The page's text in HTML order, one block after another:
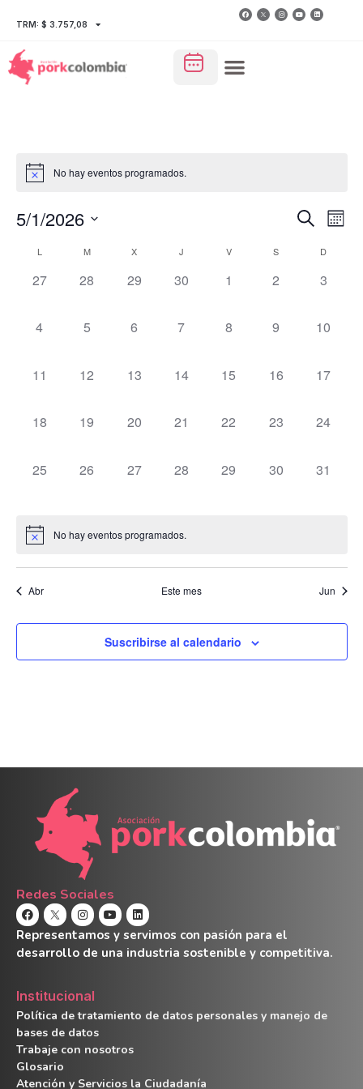
TRM: $ 3.757,08
No hay eventos programados.
de
de
BuscarMes
5/1/2026
fecha.
Calendario
de
Eventos
L M X J V S D
0 eventos,
27 0 eventos,
28 0 eventos,
29 0 eventos,
30 0 eventos,
1 0 eventos,
2 0
3
0 eventos,
4 0 eventos,
5 0 eventos,
6 0 eventos,
7 0 eventos,
8 0 eventos,
9 0
10
0 eventos,
11 0 eventos,
12 0 eventos,
13 0 eventos,
14 0 eventos,
15 0 eventos,
16 0
17
0 eventos,
18 0 eventos,
19 0 eventos,
20 0 eventos,
21 0 eventos,
22 0 eventos,
23 0
24
0 eventos,
25 0 eventos,
26 0 eventos,
27 0 eventos,
28 0 eventos,
29 0 eventos,
30 0
31
No hay eventos programados.
Abr Este mes Jun
Suscribirse al calendario
Redes Sociales
Representamos y servimos con pasión para el
desarrollo de una industria sostenible y competitiva.
Institucional
Política de tratamiento de datos personales y manejo de
bases de datos
Trabaje con nosotros
Glosario
Atención y Servicios la Ciudadanía